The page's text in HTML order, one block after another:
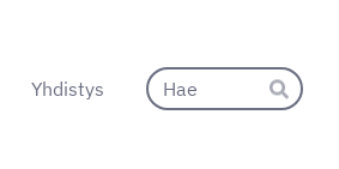
Yhdistys
Hae